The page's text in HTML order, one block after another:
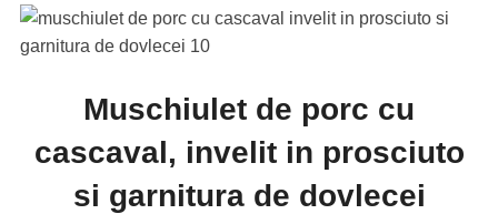
Muschiulet de porc cu
cascaval, invelit in prosciuto
si garnitura de dovlecei